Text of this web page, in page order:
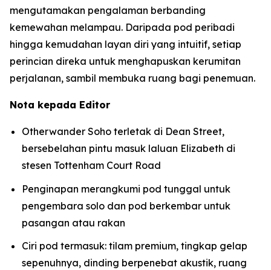
mengutamakan pengalaman berbanding
kemewahan melampau. Daripada pod peribadi
hingga kemudahan layan diri yang intuitif, setiap
perincian direka untuk menghapuskan kerumitan
perjalanan, sambil membuka ruang bagi penemuan.
Nota kepada Editor
Otherwander Soho terletak di Dean Street,
bersebelahan pintu masuk laluan Elizabeth di
stesen Tottenham Court Road
Penginapan merangkumi pod tunggal untuk
pengembara solo dan pod berkembar untuk
pasangan atau rakan
Ciri pod termasuk: tilam premium, tingkap gelap
sepenuhnya, dinding berpenebat akustik, ruang